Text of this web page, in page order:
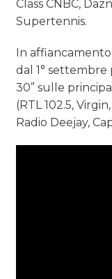
Class CNBC,
Supertennis.
In
dal 1°
30” sulle
(RTL 102.5,
Radio Deejay,